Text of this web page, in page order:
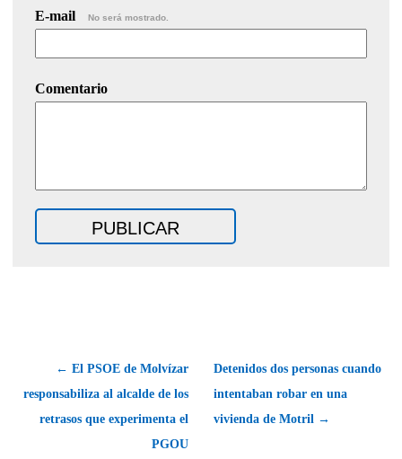
E-mail No será mostrado.
Comentario
← El PSOE de Molvízar
responsabiliza al alcalde de los
retrasos que experimenta el
PGOU
Detenidos dos personas cuando
intentaban robar en una
vivienda de Motril →